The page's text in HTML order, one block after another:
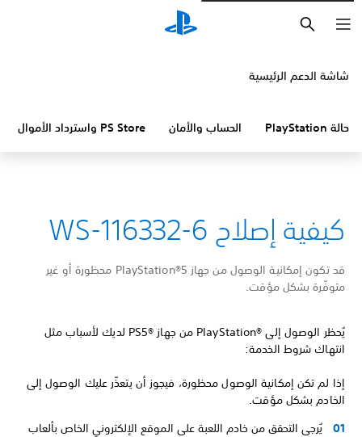
شاشة الدعم الرئيسية
حالة PlayStation الحساب والأمان PS Store واسترداد الأموال
كيفية إصلاح WS-116332-6
قد تكون إمكانية الوصول من جهاز PlayStation®5 محظورة أو غير
متوفّرة بشكل مؤقت.
يُحظر الوصول إلى PlayStation®‎ من جهاز PS5®‎ لديك لأسباب مثل
انتهاك شروط الخدمة:
إذا لم تكن إمكانية الوصول محظورة، فيجوز أن يتعذّر عليك الوصول إلى
الخادم بشكل مؤقت.
يُرجى التحقق من خادم اللعبة على الموقع الإلكتروني الخاص بألعاب